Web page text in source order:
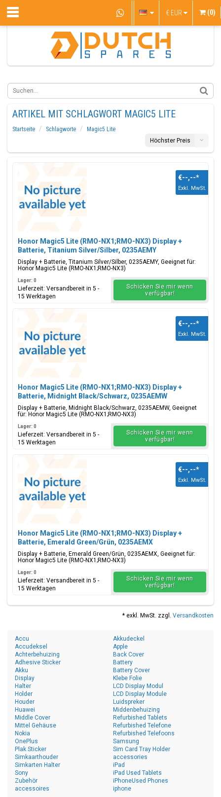
€ EUR (0)
ARTIKEL MIT SCHLAGWORT MAGIC5 LITE
Startseite Schlagworte
Magic5 Lite
Höchster Preis
Honor Magic5 Lite (RMO-NX1;RMO-NX3) Display +
Batterie, Titanium Silver/Silber, 0235AEMY
Display + Batterie, Titanium Silver/Silber, 0235AEMY, Geeignet für:
Honor Magic5 Lite (RMO-NX1;RMO-NX3)
€--,--*
Exkl. MwSt.
Lager: 0
Lieferzeit: Versandbereit in 5 -
15 Werktagen
Schicken Sie mir wenn
verfügbar!
Honor Magic5 Lite (RMO-NX1;RMO-NX3) Display +
Batterie, Midnight Black/Schwarz, 0235AEMW
Display + Batterie, Midnight Black/Schwarz, 0235AEMW, Geeignet
für: Honor Magic5 Lite (RMO-NX1;RMO-NX3)
€--,--*
Exkl. MwSt.
Lager: 0
Lieferzeit: Versandbereit in 5 -
15 Werktagen
Schicken Sie mir wenn
verfügbar!
Honor Magic5 Lite (RMO-NX1;RMO-NX3) Display +
Batterie, Emerald Green/Grün, 0235AEMX
Display + Batterie, Emerald Green/Grün, 0235AEMX, Geeignet für:
Honor Magic5 Lite (RMO-NX1;RMO-NX3)
€--,--*
Exkl. MwSt.
Lager: 0
Lieferzeit: Versandbereit in 5 -
15 Werktagen
Schicken Sie mir wenn
verfügbar!
* exkl. MwSt. zzgl. Versandkosten
Accu
Accudeksel
Achterbehuizing
Adhesive Sticker
Akku
Akkudeckel
Apple
Back Cover
Battery
Battery Cover
Display
Halter
Holder
Houder
Huawei
Klebe Folie
LCD Display Modul
LCD Display Module
Luidspreker
Middenbehuizing
Middle Cover
Mittel Gehäuse
Nokia
OnePlus
Plak Sticker
Refurbished Tablets
Refurbished Telefone
Refurbished Telefoons
Samsung
Sim Card Tray Holder
Simkaarthouder
Simkarten Halter
Sony
Zubehör
accessoires
accessories
iPad
iPad Used Tablets
iPhoneUsed Phones
iphone